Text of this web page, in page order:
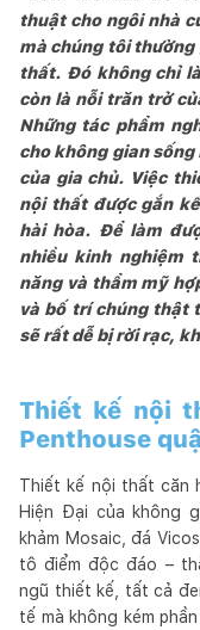
thuật cho ngôi nhà
mà chúng tôi
thất. Đó không chỉ
còn là nỗi trăn trở
Những tác phẩm
cho không gian
của gia chủ. Việc
nội thất được gắn
hài hòa. Để làm
nhiều kinh nghiệm
năng và thẩm mỹ
và bố trí chúng thật
sẽ rất dễ bị rời rạc,
Thiết kế nội
Penthouse
Thiết kế nội thất căn
Hiện Đại của không
khảm Mosaic, đá
tô điểm độc đáo –
ngũ thiết kế, tất cả
tế mà không kém